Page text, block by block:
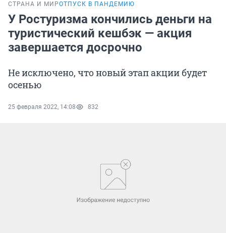
СТРАНА И МИРОТПУСК В ПАНДЕМИЮ
У Ростуризма кончились деньги на
туристический кешбэк — акция
завершается досрочно
Не исключено, что новый этап акции будет
осенью
25 февраля 2022, 14:08 832